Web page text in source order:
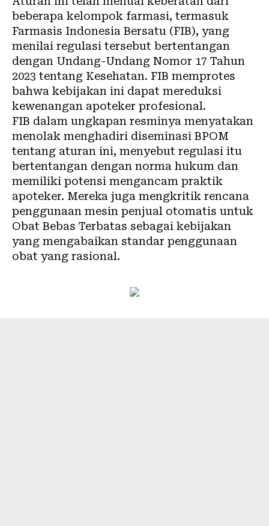
beberapa kelompok farmasi, termasuk
Farmasis Indonesia Bersatu (FIB), yang
menilai regulasi tersebut bertentangan
dengan Undang-Undang Nomor 17 Tahun
2023 tentang Kesehatan. FIB memprotes
bahwa kebijakan ini dapat mereduksi
kewenangan apoteker profesional.
FIB dalam ungkapan resminya menyatakan
menolak menghadiri diseminasi BPOM
tentang aturan ini, menyebut regulasi itu
bertentangan dengan norma hukum dan
memiliki potensi mengancam praktik
apoteker. Mereka juga mengkritik rencana
penggunaan mesin penjual otomatis untuk
Obat Bebas Terbatas sebagai kebijakan
yang mengabaikan standar penggunaan
obat yang rasional.